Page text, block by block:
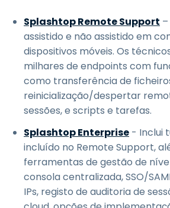
Splashtop Remote Support
assistido e não assistido em
dispositivos móveis. Os
milhares de endpoints com
como transferência de
reinicialização/despertar
sessões, e scripts e tarefas.
Splashtop Enterprise - Inclui
incluído no Remote Support,
ferramentas de gestão de
consola centralizada, SSO/
IPs, registo de auditoria de